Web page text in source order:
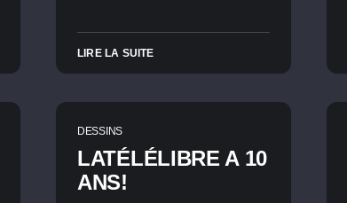
LIRE LA SUITE
DESSINS
LATÉLÉLIBRE A 10
ANS!